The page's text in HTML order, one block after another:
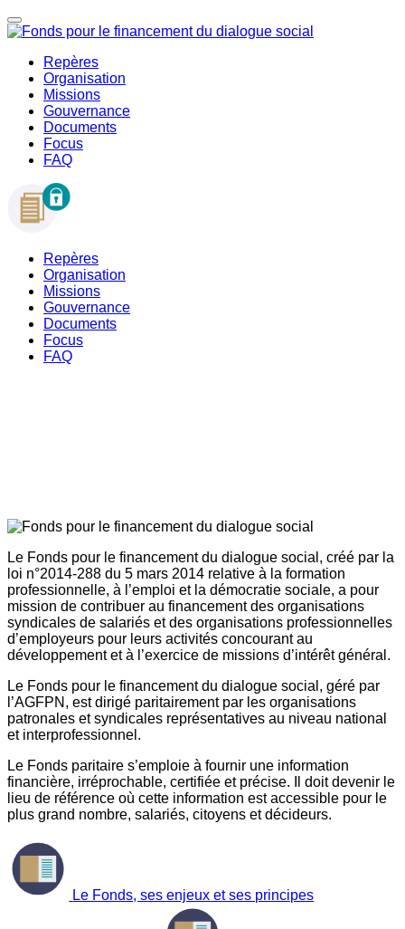
Repères
Organisation
Missions
Gouvernance
Documents
Focus
FAQ
Repères
Organisation
Missions
Gouvernance
Documents
Focus
FAQ
Le Fonds pour le financement du dialogue social, créé par la
loi n°2014-288 du 5 mars 2014 relative à la formation
professionnelle, à l’emploi et la démocratie sociale, a pour
mission de contribuer au financement des organisations
syndicales de salariés et des organisations professionnelles
d’employeurs pour leurs activités concourant au
développement et à l’exercice de missions d’intérêt général.
Le Fonds pour le financement du dialogue social, géré par
l’AGFPN, est dirigé paritairement par les organisations
patronales et syndicales représentatives au niveau national
et interprofessionnel.
Le Fonds paritaire s’emploie à fournir une information
financière, irréprochable, certifiée et précise. Il doit devenir le
lieu de référence où cette information est accessible pour le
plus grand nombre, salariés, citoyens et décideurs.
Le Fonds, ses enjeux et ses principes